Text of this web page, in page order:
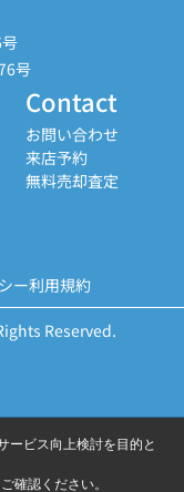
号
Contact
お問い合わせ
来店予約
無料売却査定
ー利用規約
Reserved.
ービス向上検討を目的と
確認ください。